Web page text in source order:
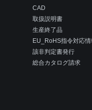
CAD
取扱説明書
生産終了品
EU_RoHS指令対応情
該非判定書発行
総合カタログ請求